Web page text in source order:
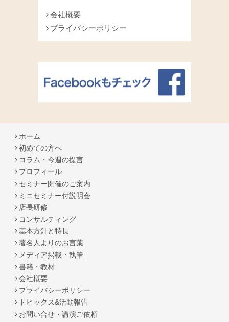
会社概要
プライバシーポリシー
ホーム
初めての方へ
コラム・今週の提言
プロフィール
セミナー開催のご案内
ミニセミナー付説明会
店長研修
コンサルティング
基本方針と特長
著名人よりのお言葉
メディア掲載・執筆
書籍・教材
会社概要
プライバシーポリシー
トピックス&活動報告
お問い合せ・講演ご依頼